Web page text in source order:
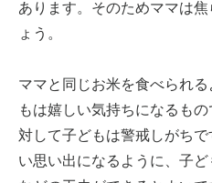
あります。そのためママは
ょう。
ママと同じお米を食べられ
もは嬉しい気持ちになるも
対して子どもは警戒しがち
い思い出になるように、子